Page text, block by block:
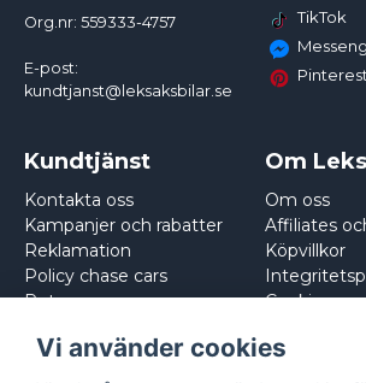
Org.nr: 559333-4757
E-post:
kundtjanst@leksaksbilar.se
TikTok
Pinterest
Kundtjänst
Kontakta oss
Kampanjer och rabatter
Reklamation
Policy chase cars
Returnera
Om
Om oss
Affiliates
Köpvillkor
Cookies
Vi använder cookies